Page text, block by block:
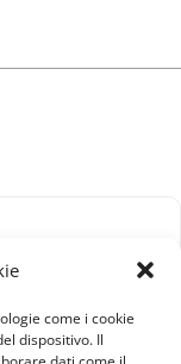
come i cookie
dispositivo. Il